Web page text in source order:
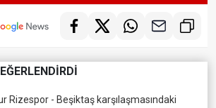
Rizespor - Beşiktaş karşılaşmasındaki